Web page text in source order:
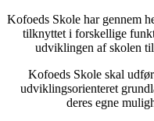
Kofoeds Skole har gennem
tilknyttet i forskellige
udviklingen af skolen
Kofoeds Skole skal
udviklingsorienteret
deres egne